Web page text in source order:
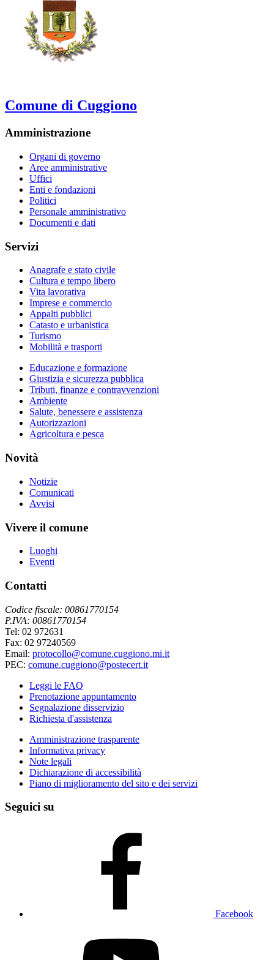
Comune di Cuggiono
Amministrazione
Organi di governo
Aree amministrative
Uffici
Enti e fondazioni
Politici
Personale amministrativo
Documenti e dati
Servizi
Anagrafe e stato civile
Cultura e tempo libero
Vita lavorativa
Imprese e commercio
Appalti pubblici
Catasto e urbanistica
Turismo
Mobilità e trasporti
Educazione e formazione
Giustizia e sicurezza pubblica
Tributi, finanze e contravvenzioni
Ambiente
Salute, benessere e assistenza
Autorizzazioni
Agricoltura e pesca
Novità
Notizie
Comunicati
Avvisi
Vivere il comune
Luoghi
Eventi
Contatti
Codice fiscale: 00861770154
P.IVA: 00861770154
Tel: 02 972631
Fax: 02 97240569
Email: protocollo@comune.cuggiono.mi.it
PEC: comune.cuggiono@postecert.it
Leggi le FAQ
Prenotazione appuntamento
Segnalazione disservizio
Richiesta d'assistenza
Amministrazione trasparente
Informativa privacy
Note legali
Dichiarazione di accessibilità
Piano di miglioramento del sito e dei servizi
Seguici su
Facebook